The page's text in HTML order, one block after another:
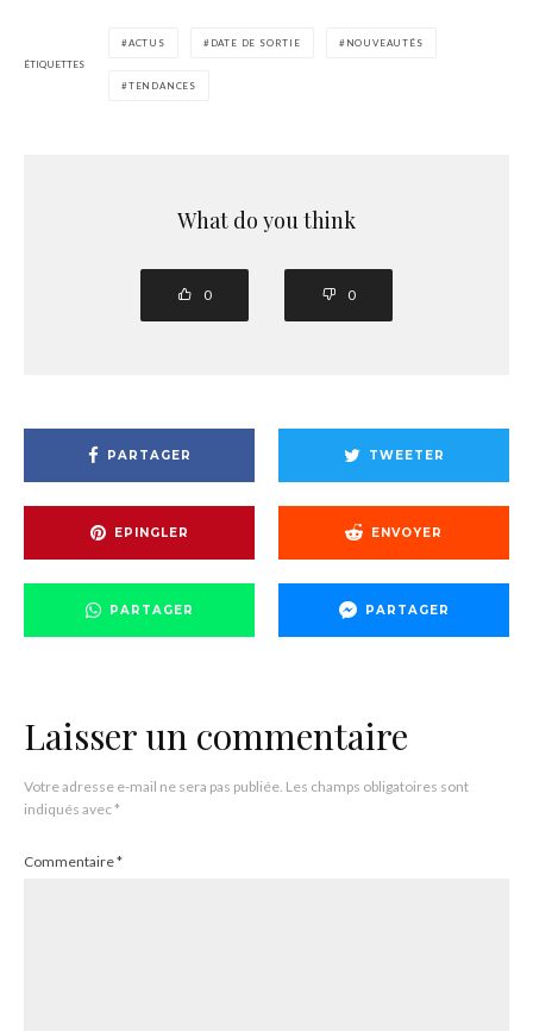
ÉTIQUETTES
ACTUS DATE DE SORTIE NOUVEAUTÉS
TENDANCES
What do you think
0 0
PARTAGER TWEETER
EPINGLER ENVOYER
PARTAGER PARTAGER
Laisser un commentaire
Votre adresse e-mail ne sera pas publiée. Les champs obligatoires sont
indiqués avec*
Commentaire*